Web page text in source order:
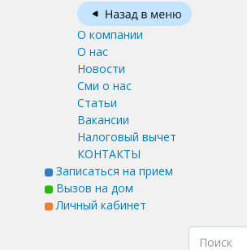
О компании
О нас
Новости
Сми о нас
Статьи
Вакансии
Налоговый вычет
КОНТАКТЫ
Записаться на прием
Вызов на дом
Личный кабинет